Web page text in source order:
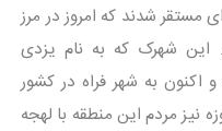
مستقر شدند که امروز در مرز
این شهرک که به نام یزدی
اکنون به شهر فراه در کشور
نیز مردم این منطقه با لهجه